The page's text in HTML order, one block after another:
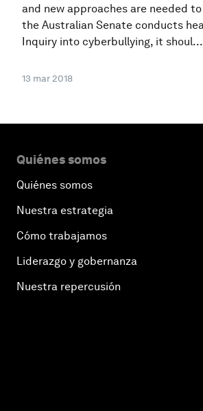
and new approaches are needed
the Australian Senate conducts
Inquiry into cyberbullying, it shoul...
13 mar 2018
Quiénes somos
Quiénes somos
Nuestra estrategia
Cómo trabajamos
Liderazgo y gobernanza
Nuestra repercusión